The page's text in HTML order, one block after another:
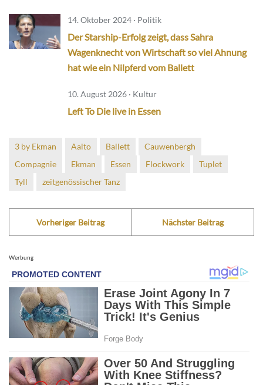
14. Oktober 2024 · Politik
Der Starship-Erfolg zeigt, dass Sahra
Wagenknecht von Wirtschaft so viel Ahnung
hat wie ein Nilpferd vom Ballett
10. August 2026 · Kultur
Left To Die live in Essen
3 by Ekman Aalto Ballett
Cauwenbergh
Compagnie
Ekman Essen Flockwork
Tuplet
Tyll
zeitgenössischer Tanz
Vorheriger Beitrag Nächster Beitrag
Werbung